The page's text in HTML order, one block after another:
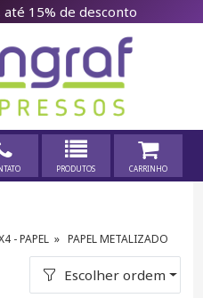
15% de desconto
PRODUTOS CARRINHO
- PAPEL » PAPEL METALIZADO
Escolher ordem